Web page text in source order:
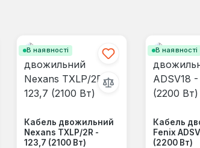
В наявності
Кабель двожильний
Nexans TXLP/2R -
123,7 (2100 Вт)
В наявності
Кабель
Fenix
(2200 Вт)